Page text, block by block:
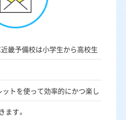
近畿予備校は小学生から高校生
ットを使って効率的にかつ楽し
ます。